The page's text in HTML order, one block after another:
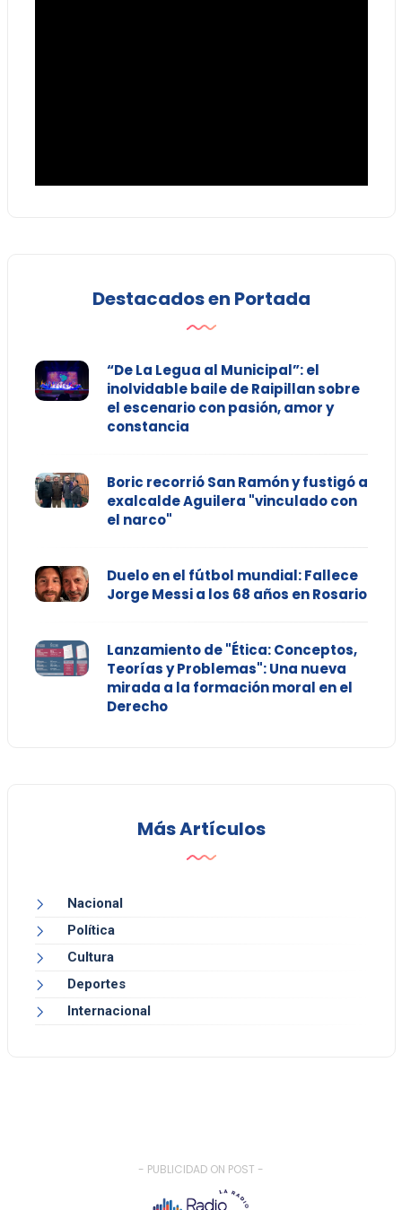
Destacados en Portada
“De La Legua al Municipal”: el
inolvidable baile de Raipillan sobre
el escenario con pasión, amor y
constancia
Boric recorrió San Ramón y fustigó a
exalcalde Aguilera "vinculado con
el narco"
Duelo en el fútbol mundial: Fallece
Jorge Messi a los 68 años en Rosario
Lanzamiento de "Ética: Conceptos,
Teorías y Problemas": Una nueva
mirada a la formación moral en el
Derecho
Más Artículos
Nacional
Política
Cultura
Deportes
Internacional
- PUBLICIDAD ON POST -